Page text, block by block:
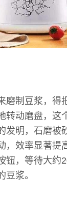
磨制豆浆，得
转动磨盘，这
发明，石磨被
，效率显著提
钮，等待大约
豆浆。